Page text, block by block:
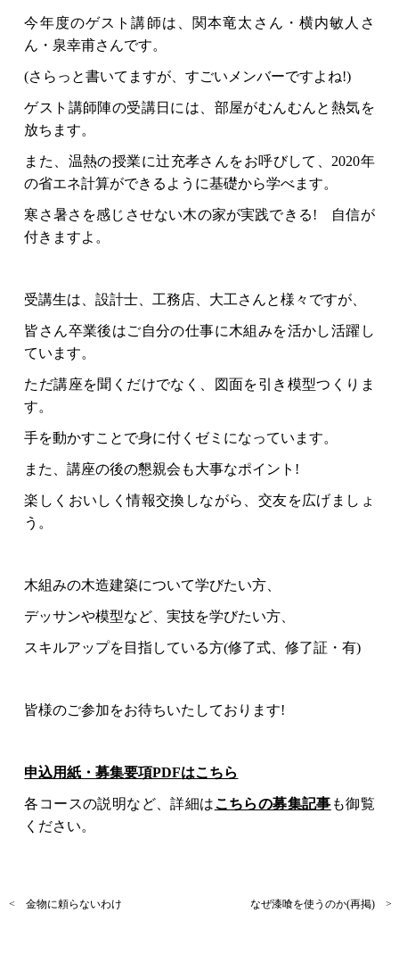
今年度のゲスト講師は、関本竜太さん・横内敏人さ
ん・泉幸甫さんです。
(さらっと書いてますが、すごいメンバーですよね!)
ゲスト講師陣の受講日には、部屋がむんむんと熱気を
放ちます。
また、温熱の授業に辻充孝さんをお呼びして、2020年
の省エネ計算ができるように基礎から学べます。
寒さ暑さを感じさせない木の家が実践できる! 自信が
付きますよ。
受講生は、設計士、工務店、大工さんと様々ですが、
皆さん卒業後はご自分の仕事に木組みを活かし活躍し
ています。
ただ講座を聞くだけでなく、図面を引き模型つくりま
す。
手を動かすことで身に付くゼミになっています。
また、講座の後の懇親会も大事なポイント!
楽しくおいしく情報交換しながら、交友を広げましょ
う。
木組みの木造建築について学びたい方、
デッサンや模型など、実技を学びたい方、
スキルアップを目指している方(修了式、修了証・有)
皆様のご参加をお待ちいたしております!
申込用紙・募集要項PDFはこちら
各コースの説明など、詳細はこちらの募集記事 も御覧
ください。
< 金物に頼らないわけ なぜ漆喰を使うのか(再掲) >